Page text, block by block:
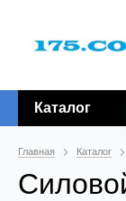
Каталог
Главная Каталог